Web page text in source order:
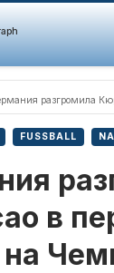
разгромила Кюрасао
FUSSBALL
в